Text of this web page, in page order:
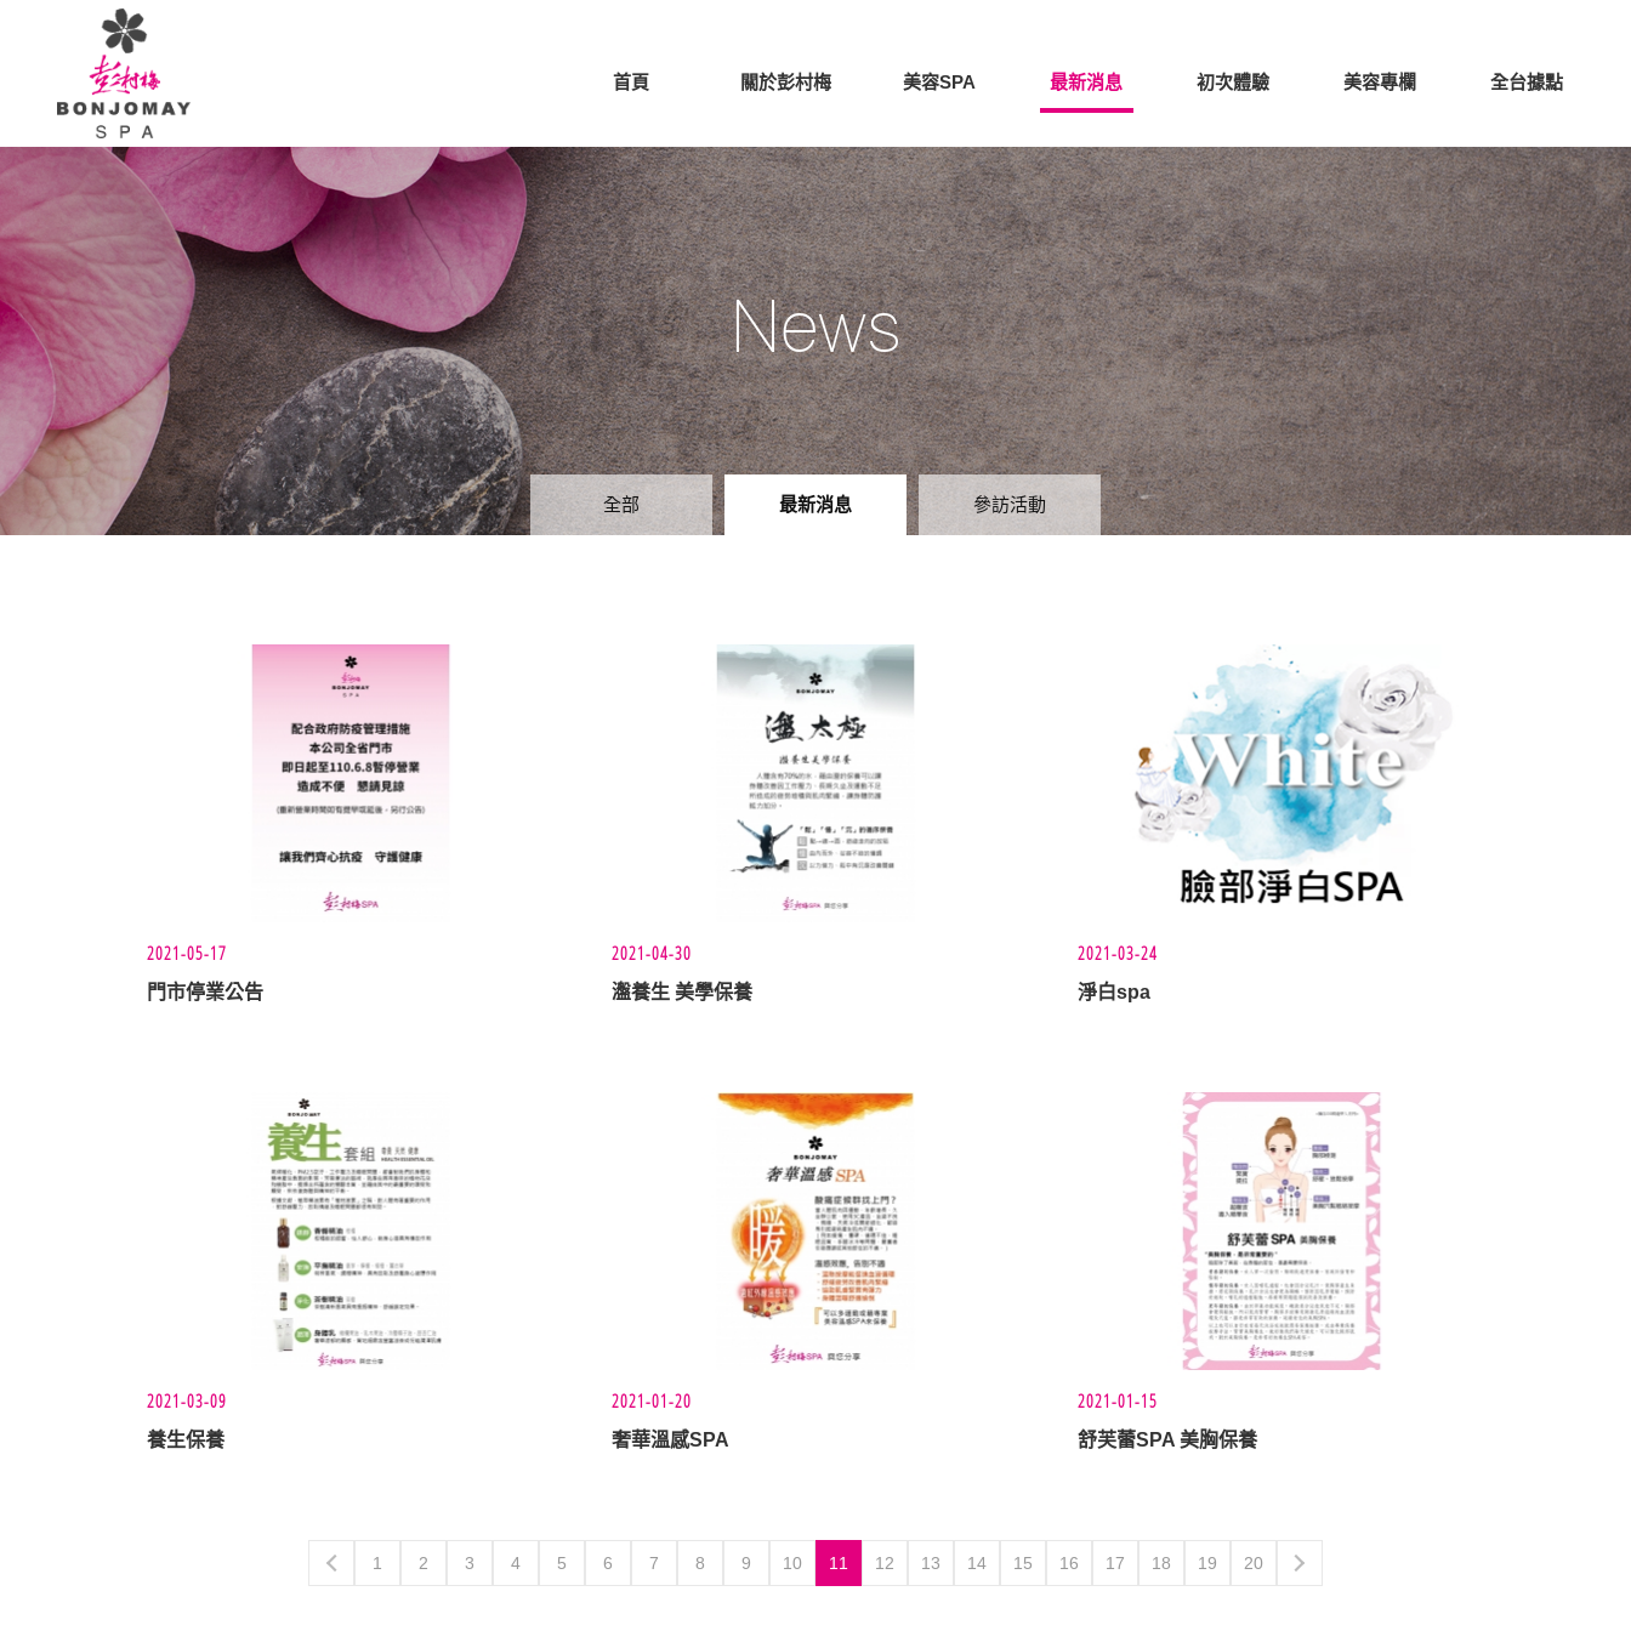
首頁 關於彭村梅 美容SPA 最新消息 初次體驗 美容專欄 全台據點
News
全部 最新消息 參訪活動
2021-05-17
門市停業公告
2021-04-30
瀊養生 美學保養
2021-03-24
淨白spa
2021-03-09
養生保養
2021-01-20
奢華溫感SPA
2021-01-15
舒芙蕾SPA 美胸保養
1 2 3 4 5 6 7 8 9 10 11 12 13 14 15 16 17 18 19 20